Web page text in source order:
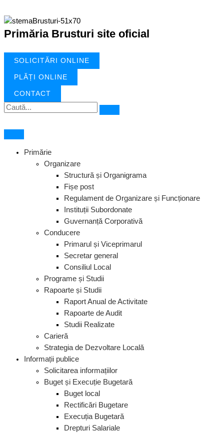
la
conținut
Primăria Brusturi site oficial
SOLICITĂRI ONLINE
PLĂȚI ONLINE
CONTACT
Primărie
Organizare
Structură și Organigrama
Fișe post
Regulament de Organizare și Funcționare
Instituții Subordonate
Guvernanță Corporativă
Conducere
Primarul și Viceprimarul
Secretar general
Consiliul Local
Programe și Studii
Rapoarte și Studii
Raport Anual de Activitate
Rapoarte de Audit
Studii Realizate
Carieră
Strategia de Dezvoltare Locală
Informații publice
Solicitarea informațiilor
Buget și Execuție Bugetară
Buget local
Rectificări Bugetare
Execuția Bugetară
Drepturi Salariale